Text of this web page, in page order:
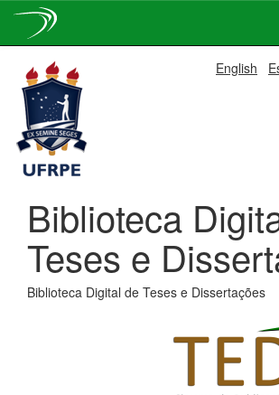
navigation
English
Biblioteca
Teses e
Biblioteca Digital de Teses e Dissertações